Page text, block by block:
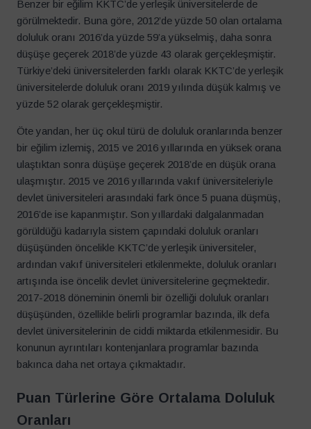
Benzer bir eğilim KKTC’de yerleşik üniversitelerde de
görülmektedir. Buna göre, 2012’de yüzde 50 olan ortalama
doluluk oranı 2016’da yüzde 59’a yükselmiş, daha sonra
düşüşe geçerek 2018’de yüzde 43 olarak gerçekleşmiştir.
Türkiye’deki üniversitelerden farklı olarak KKTC’de yerleşik
üniversitelerde doluluk oranı 2019 yılında düşük kalmış ve
yüzde 52 olarak gerçekleşmiştir.
Öte yandan, her üç okul türü de doluluk oranlarında benzer
bir eğilim izlemiş, 2015 ve 2016 yıllarında en yüksek orana
ulaştıktan sonra düşüşe geçerek 2018’de en düşük orana
ulaşmıştır. 2015 ve 2016 yıllarında vakıf üniversiteleriyle
devlet üniversiteleri arasındaki fark önce 5 puana düşmüş,
2016’de ise kapanmıştır. Son yıllardaki dalgalanmadan
görüldüğü kadarıyla sistem çapındaki doluluk oranları
düşüşünden öncelikle KKTC’de yerleşik üniversiteler,
ardından vakıf üniversiteleri etkilenmekte, doluluk oranları
artışında ise öncelik devlet üniversitelerine geçmektedir.
2017-2018 döneminin önemli bir özelliği doluluk oranları
düşüşünden, özellikle belirli programlar bazında, ilk defa
devlet üniversitelerinin de ciddi miktarda etkilenmesidir. Bu
konunun ayrıntıları kontenjanlara programlar bazında
bakınca daha net ortaya çıkmaktadır.
Puan Türlerine Göre Ortalama Doluluk
Oranları